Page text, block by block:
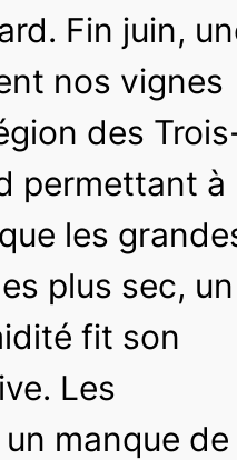
Fin juin,
nos vignes
des
permettant à
les
plus sec, un
fit son
Les
manque de